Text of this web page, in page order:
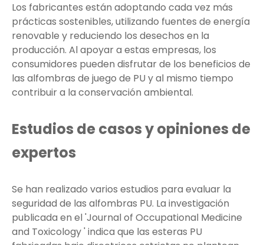
Los fabricantes están adoptando cada vez más
prácticas sostenibles, utilizando fuentes de energía
renovable y reduciendo los desechos en la
producción. Al apoyar a estas empresas, los
consumidores pueden disfrutar de los beneficios de
las alfombras de juego de PU y al mismo tiempo
contribuir a la conservación ambiental.
Estudios de casos y opiniones de
expertos
Se han realizado varios estudios para evaluar la
seguridad de las alfombras PU. La investigación
publicada en el 'Journal of Occupational Medicine
and Toxicology ' indica que las esteras PU